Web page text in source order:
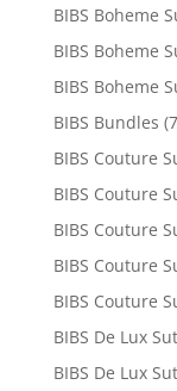
BIBS Boheme
BIBS Boheme
BIBS Boheme
BIBS Bundles
BIBS Couture
BIBS Couture
BIBS Couture
BIBS Couture
BIBS Couture
BIBS De Lux
BIBS De Lux